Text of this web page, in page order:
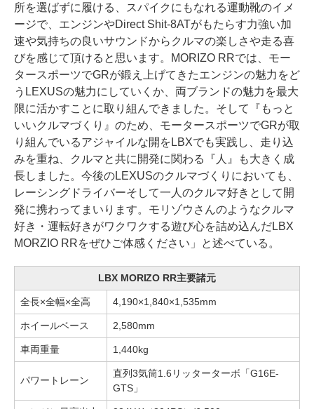
所を選ばずに履ける、スパイクにもなれる運動靴のイメ
ージで、エンジンやDirect Shit-8ATがもたらす力強い加
速や気持ちの良いサウンドからクルマの楽しさや走る喜
びを感じて頂けると思います。MORIZO RRでは、モー
タースポーツでGRが鍛え上げてきたエンジンの魅力をど
うLEXUSの魅力にしていくか、両ブランドの魅力を最大
限に活かすことに取り組んできました。そして『もっと
いいクルマづくり』のため、モータースポーツでGRが取
り組んでいるアジャイルな開をLBXでも実践し、走り込
みを重ね、クルマと共に開発に関わる『人』も大きく成
長しました。今後のLEXUSのクルマづくりにおいても、
レーシングドライバーそして一人のクルマ好きとして開
発に携わってまいります。モリゾウさんのようなクルマ
好き・運転好きがワクワクする遊び心を詰め込んだLBX
MORZIO RRをぜひご体感ください」と述べている。
LBX MORIZO RR主要諸元
全長×全幅×全高 4,190×1,840×1,535mm
ホイールベース 2,580mm
車両重量 1,440kg
パワートレーン
直列3気筒1.6リッターターボ「G16E-
GTS」